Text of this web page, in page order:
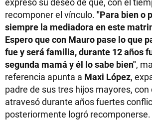
recomponer el vínculo. "Para bien o
siempre la mediadora en este
Espero que con Mauro pase lo que
fue y será familia, durante 12 años
segunda mamá y él lo sabe bien",
referencia apunta a Maxi López,
padre de sus tres hijos mayores,
atravesó durante años fuertes
posteriormente logró recomponerse.